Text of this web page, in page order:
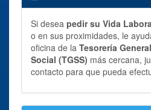
Si desea pedir su Vida
o en sus proximidades, le
oficina de la Tesorería
Social (TGSS) más cercana,
contacto para que pueda